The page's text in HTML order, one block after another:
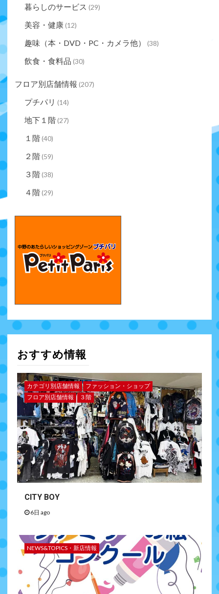
暮らしのサービス (29)
美容・健康(12)
趣味（本・DVD・PC・カメラ他） (38)
飲食・食料品 (30)
フロア別店舗情報 (207)
プチパリ (14)
地下１階(27)
１階(40)
２階(59)
３階(38)
４階(29)
おすすめ情報
カテゴリ別店舗情報
ファッション・ショップ
フロア別店舗情報
３階
CITY BOY
6日 ago
NEWS&TOPICS・新店情報